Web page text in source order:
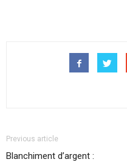
Previous article
Blanchiment d’argent :